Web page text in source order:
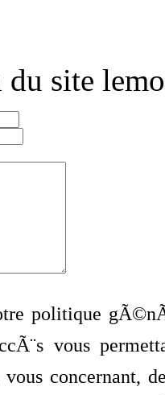
site
politique
vous
concernant,